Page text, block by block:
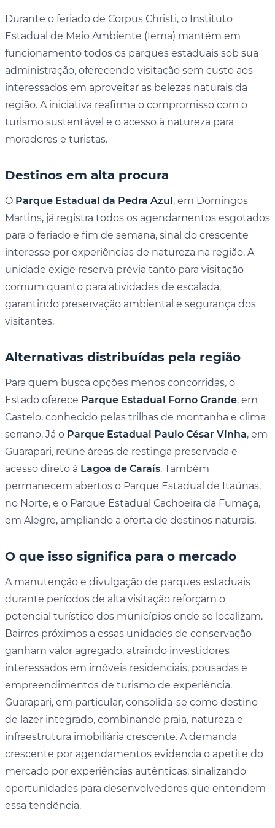
Durante o feriado de Corpus Christi, o Instituto
Estadual de Meio Ambiente (Iema) mantém em
funcionamento todos os parques estaduais sob sua
administração, oferecendo visitação sem custo aos
interessados em aproveitar as belezas naturais da
região. A iniciativa reafirma o compromisso com o
turismo sustentável e o acesso à natureza para
moradores e turistas.
Destinos em alta procura
O Parque Estadual da Pedra Azul, em Domingos
Martins, já registra todos os agendamentos esgotados
para o feriado e fim de semana, sinal do crescente
interesse por experiências de natureza na região. A
unidade exige reserva prévia tanto para visitação
comum quanto para atividades de escalada,
garantindo preservação ambiental e segurança dos
visitantes.
Alternativas distribuídas pela região
Para quem busca opções menos concorridas, o
Estado oferece Parque Estadual Forno Grande, em
Castelo, conhecido pelas trilhas de montanha e clima
serrano. Já o Parque Estadual Paulo César Vinha, em
Guarapari, reúne áreas de restinga preservada e
acesso direto à Lagoa de Caraís. Também
permanecem abertos o Parque Estadual de Itaúnas,
no Norte, e o Parque Estadual Cachoeira da Fumaça,
em Alegre, ampliando a oferta de destinos naturais.
O que isso significa para o mercado
A manutenção e divulgação de parques estaduais
durante períodos de alta visitação reforçam o
potencial turístico dos municípios onde se localizam.
Bairros próximos a essas unidades de conservação
ganham valor agregado, atraindo investidores
interessados em imóveis residenciais, pousadas e
empreendimentos de turismo de experiência.
Guarapari, em particular, consolida-se como destino
de lazer integrado, combinando praia, natureza e
infraestrutura imobiliária crescente. A demanda
crescente por agendamentos evidencia o apetite do
mercado por experiências autênticas, sinalizando
oportunidades para desenvolvedores que entendem
essa tendência.